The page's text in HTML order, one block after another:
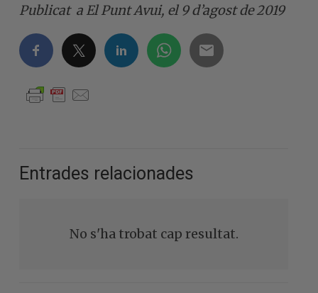
Publicat a El Punt Avui, el 9 d’agost de 2019
Entrades relacionades
No s'ha trobat cap resultat.